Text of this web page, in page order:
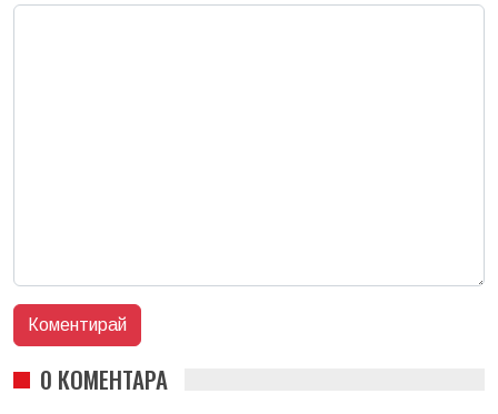
0 КОМЕНТАРА